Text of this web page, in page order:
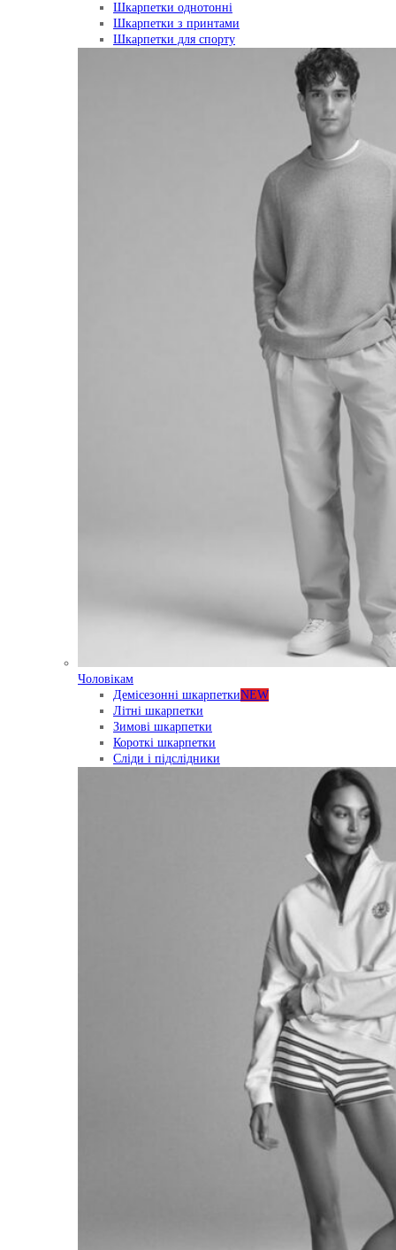
Шкарпетки однотонні
Шкарпетки з принтами
Шкарпетки для спорту
Чоловікам
Демісезонні шкарпеткиNEW
Літні шкарпетки
Зимові шкарпетки
Короткі шкарпетки
Сліди і підслідники